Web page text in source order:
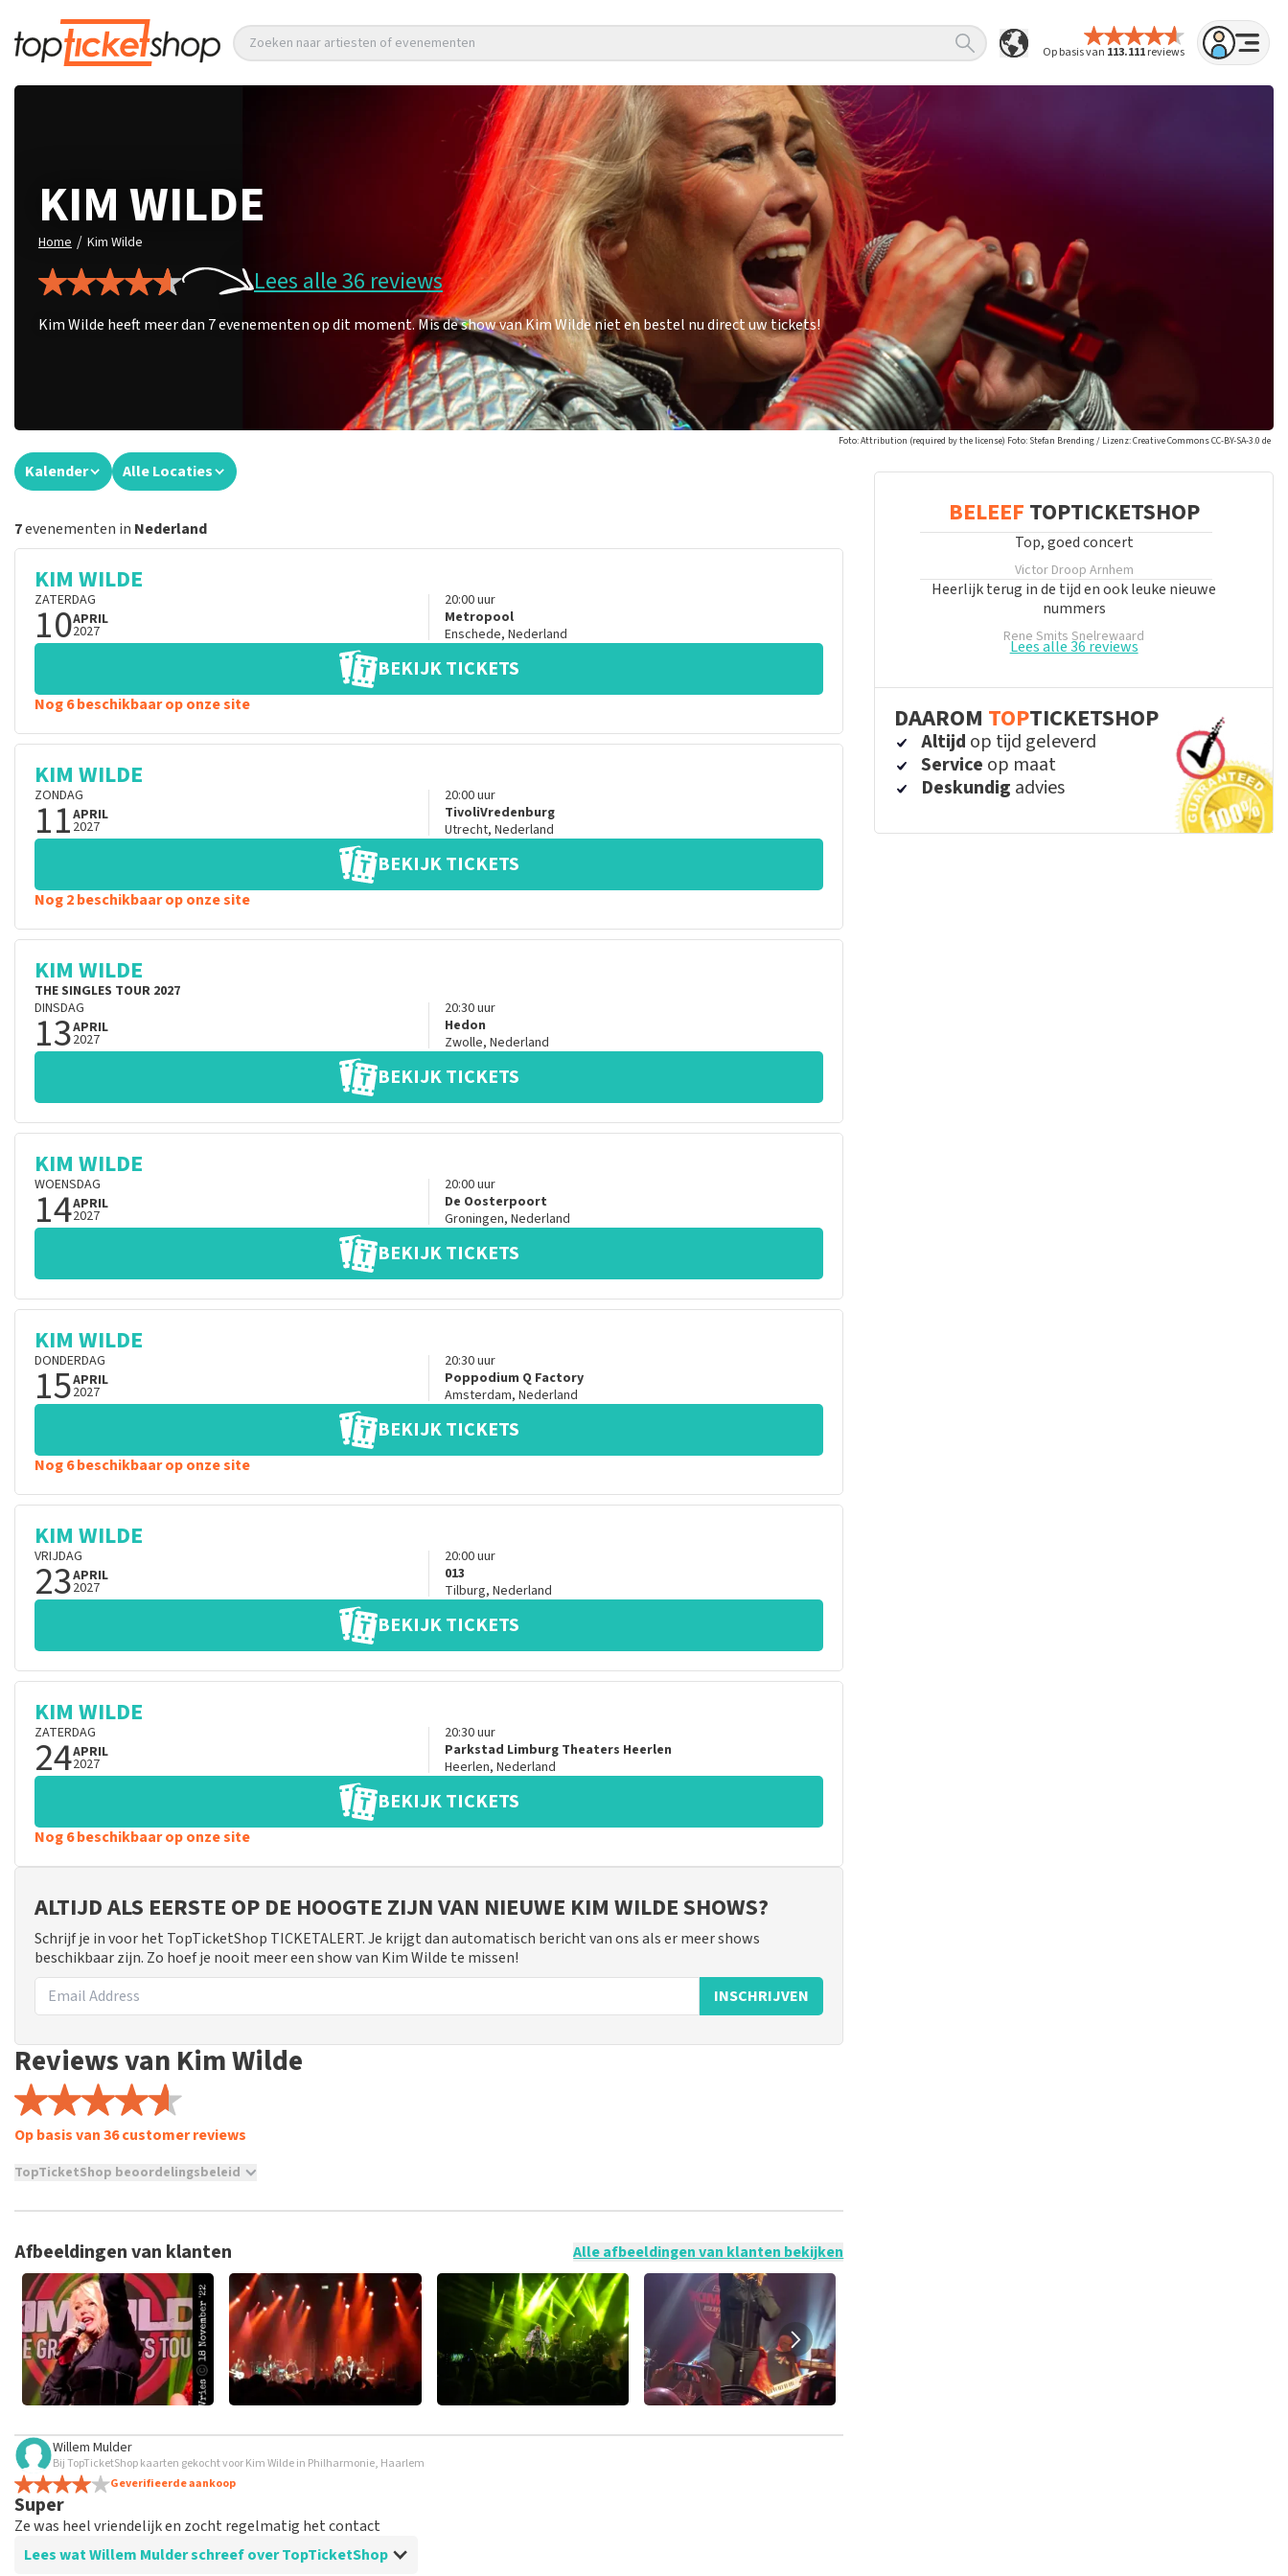
Op basis van 113.111reviews
Zoeken naar artiesten of evenementen
KIM WILDE
Home / Kim Wilde
Lees alle 36 reviews
Kim Wilde heeft meer dan 7 evenementen op dit moment. Mis de show van Kim Wilde niet en bestel nu direct uw tickets!
Foto: Attribution (required by the license) Foto: Stefan Brending / Lizenz: Creative Commons CC-BY-SA-3.0 de
Kalender Alle Locaties
7evenementen in Nederland
KIM WILDE
ZATERDAG
10APRIL
2027
20:00uur
Metropool
Enschede, Nederland
BEKIJK TICKETS
Nog 6 beschikbaar op onze site
KIM WILDE
ZONDAG
11APRIL
2027
20:00uur
TivoliVredenburg
Utrecht, Nederland
BEKIJK TICKETS
Nog 2 beschikbaar op onze site
KIM WILDE
THE SINGLES TOUR 2027
DINSDAG
13APRIL
2027
20:30uur
Hedon
Zwolle, Nederland
BEKIJK TICKETS
KIM WILDE
WOENSDAG
14APRIL
2027
20:00uur
De Oosterpoort
Groningen, Nederland
BEKIJK TICKETS
KIM WILDE
DONDERDAG
15APRIL
2027
20:30uur
Poppodium Q Factory
Amsterdam, Nederland
BEKIJK TICKETS
Nog 6 beschikbaar op onze site
KIM WILDE
VRIJDAG
23APRIL
2027
20:00uur
013
Tilburg, Nederland
BEKIJK TICKETS
KIM WILDE
ZATERDAG
24APRIL
2027
20:30uur
Parkstad Limburg Theaters Heerlen
Heerlen, Nederland
BEKIJK TICKETS
Nog 6 beschikbaar op onze site
ALTIJD ALS EERSTE OP DE HOOGTE ZIJN VAN NIEUWE KIM WILDE SHOWS?
Schrijf je in voor het TopTicketShop TICKETALERT. Je krijgt dan automatisch bericht van ons als er meer shows
beschikbaar zijn. Zo hoef je nooit meer een show van Kim Wilde te missen!
INSCHRIJVEN
Reviews van Kim Wilde
Op basis van 36 customer reviews
TopTicketShop beoordelingsbeleid
TopTicketShop verzamelt reviews van echte klanten. Het is niet mogelijk om een review achter te laten als je geen tickets
weken duren voordat een review wordt geplaatst.
Afbeeldingen van klanten Alle afbeeldingen van klanten bekijken
Willem Mulder
Bij TopTicketShop kaarten gekocht voor Kim Wilde in Philharmonie, Haarlem
Geverifieerde aankoop
Super
Ze was heel vriendelijk en zocht regelmatig het contact
Lees wat Willem Mulder schreef over TopTicketShop
BELEEF TOPTICKETSHOP
Top, goed concert
Victor Droop Arnhem
Heerlijk terug in de tijd en ook leuke nieuwe
nummers
Rene Smits Snelrewaard
Lees alle 36 reviews
DAAROM TOPTICKETSHOP
Altijd op tijd geleverd
Service op maat
Deskundig advies